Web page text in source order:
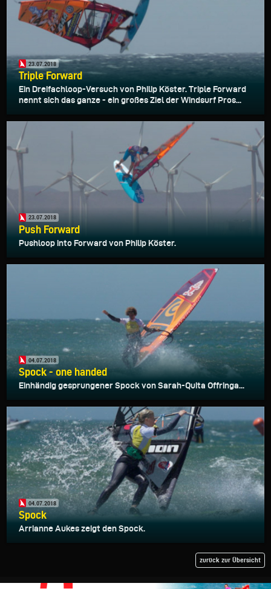
23.07.2018
Triple Forward
Ein Dreifachloop-Versuch von Philip Köster. Triple Forward
nennt sich das ganze - ein großes Ziel der Windsurf Pros...
23.07.2018
Push Forward
Pushloop into Forward von Philip Köster.
04.07.2018
Spock - one handed
Einhändig gesprungener Spock von Sarah-Quita Offringa...
04.07.2018
Spock
Arrianne Aukes zeigt den Spock.
zurück zur Übersicht